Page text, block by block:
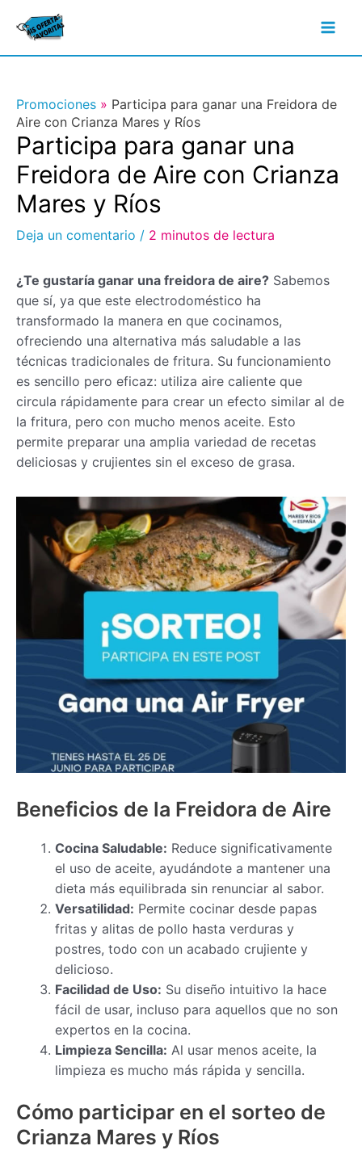
Promociones » Participa para ganar una Freidora de
Aire con Crianza Mares y Ríos
Participa para ganar una
Freidora de Aire con Crianza
Mares y Ríos
Deja un comentario / 2 minutos de lectura
¿Te gustaría ganar una freidora de aire? Sabemos
que sí, ya que este electrodoméstico ha
transformado la manera en que cocinamos,
ofreciendo una alternativa más saludable a las
técnicas tradicionales de fritura. Su funcionamiento
es sencillo pero eficaz: utiliza aire caliente que
circula rápidamente para crear un efecto similar al de
la fritura, pero con mucho menos aceite. Esto
permite preparar una amplia variedad de recetas
deliciosas y crujientes sin el exceso de grasa.
Beneficios de la Freidora de Aire
Cocina Saludable: Reduce significativamente
el uso de aceite, ayudándote a mantener una
dieta más equilibrada sin renunciar al sabor.
Versatilidad: Permite cocinar desde papas
fritas y alitas de pollo hasta verduras y
postres, todo con un acabado crujiente y
delicioso.
Facilidad de Uso: Su diseño intuitivo la hace
fácil de usar, incluso para aquellos que no son
expertos en la cocina.
Limpieza Sencilla: Al usar menos aceite, la
limpieza es mucho más rápida y sencilla.
Cómo participar en el sorteo de
Crianza Mares y Ríos